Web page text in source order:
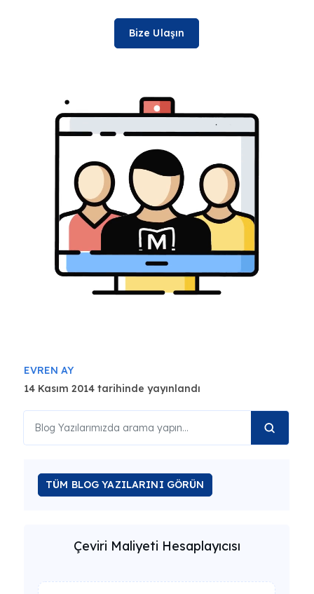
Bize Ulaşın
EVREN AY
14 Kasım 2014 tarihinde yayınlandı
TÜM BLOG YAZILARINI GÖRÜN
Çeviri Maliyeti Hesaplayıcısı